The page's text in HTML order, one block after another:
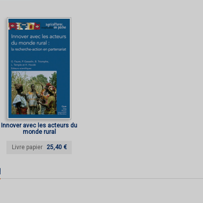
Innover avec les acteurs du
monde rural
Livre papier 25,40 €